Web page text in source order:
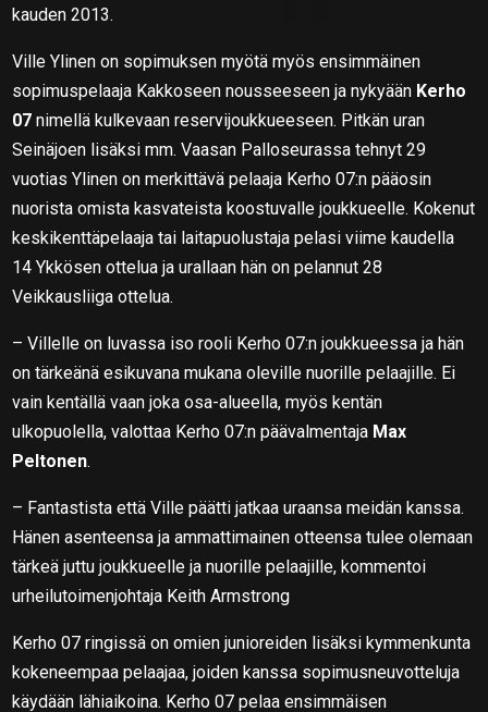
kauden 2013.
Ville Ylinen on sopimuksen myötä myös ensimmäinen
sopimuspelaaja Kakkoseen nousseeseen ja nykyään Kerho
07 nimellä kulkevaan reservijoukkueeseen. Pitkän uran
Seinäjoen lisäksi mm. Vaasan Palloseurassa tehnyt 29
vuotias Ylinen on merkittävä pelaaja Kerho 07:n pääosin
nuorista omista kasvateista koostuvalle joukkueelle. Kokenut
keskikenttäpelaaja tai laitapuolustaja pelasi viime kaudella
14 Ykkösen ottelua ja urallaan hän on pelannut 28
Veikkausliiga ottelua.
– Villelle on luvassa iso rooli Kerho 07:n joukkueessa ja hän
on tärkeänä esikuvana mukana oleville nuorille pelaajille. Ei
vain kentällä vaan joka osa-alueella, myös kentän
ulkopuolella, valottaa Kerho 07:n päävalmentaja Max
Peltonen.
– Fantastista että Ville päätti jatkaa uraansa meidän kanssa.
Hänen asenteensa ja ammattimainen otteensa tulee olemaan
tärkeä juttu joukkueelle ja nuorille pelaajille, kommentoi
urheilutoimenjohtaja Keith Armstrong
Kerho 07 ringissä on omien junioreiden lisäksi kymmenkunta
kokeneempaa pelaajaa, joiden kanssa sopimusneuvotteluja
käydään lähiaikoina. Kerho 07 pelaa ensimmäisen